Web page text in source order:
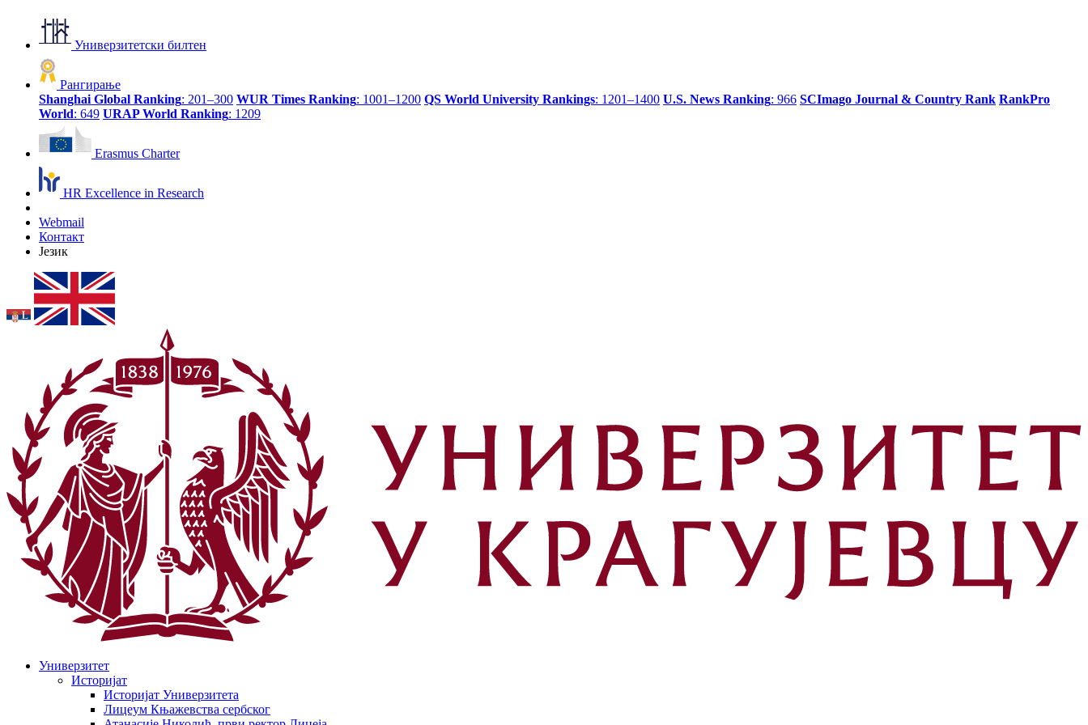
Универзитетски билтен
Рангирање
Shanghai Global Ranking: 201–300 WUR Times Ranking: 1001–1200 QS World University Rankings: 1201–1400 U.S. News Ranking: 966 SCImago Journal & Country Rank RankPro
World: 649 URAP World Ranking: 1209
Erasmus Charter
HR Excellence in Research
Webmail
Контакт
Језик
Универзитет
Историјат
Историјат Универзитета
Лицеум Књажевства сербског